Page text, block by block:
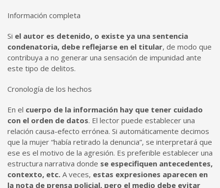
Información completa
Si el autor es detenido, o existe ya una sentencia
condenatoria, debe reflejarse en el titular, de modo que
contribuya a no generar una sensación de impunidad ante
este tipo de delitos.
Cronología de los hechos
En el cuerpo de la información hay que tener cuidado
con el orden de datos. El lector puede establecer una
relación causa-efecto errónea. Si automáticamente decimos
que la mujer “había retirado la denuncia”, se interpretará que
ese es el motivo de la agresión. Es preferible establecer una
estructura narrativa donde se especifiquen antecedentes,
contexto, etc. A veces, estas expresiones aparecen en
la nota de prensa policial, pero el medio debe evitar